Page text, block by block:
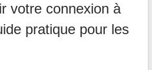
votre connexion à
pratique pour les